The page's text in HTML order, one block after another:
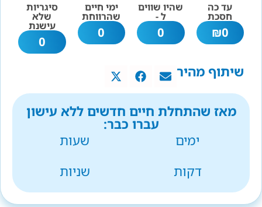
עד כה
חסכת
0
₪
שהיו שווים
ל -
0
ימי חיים
שהרווחת
0
סיגריות
שלא
עישנת
0
שיתוף מהיר
מאז שהתחלת חיים חדשים ללא עישון
עברו כבר:
ימים
שעות
דקות
שניות